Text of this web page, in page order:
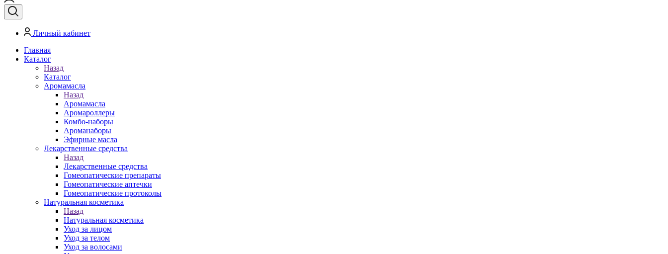
Личный кабинет
Главная
Каталог
Назад
Каталог
Аромамасла
Назад
Аромамасла
Аромароллеры
Комбо-наборы
Ароманаборы
Эфирные масла
Лекарственные средства
Назад
Лекарственные средства
Гомеопатические препараты
Гомеопатические аптечки
Гомеопатические протоколы
Натуральная косметика
Назад
Натуральная косметика
Уход за лицом
Уход за телом
Уход за волосами